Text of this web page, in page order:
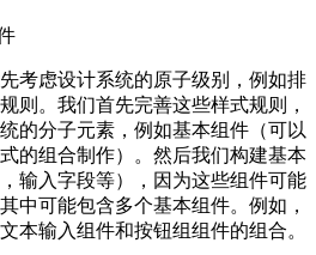
考虑设计系统的原子级别，例如排
则。我们首先完善这些样式规则，
的分子元素，例如基本组件（可以
的组合制作）。然后我们构建基本
输入字段等），因为这些组件可能
中可能包含多个基本组件。例如，
本输入组件和按钮组组件的组合。